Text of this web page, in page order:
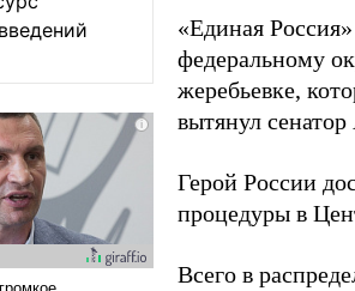
«Единая
федеральному
жеребьевке,
вытянул
Герой России
процедуры в
Всего в